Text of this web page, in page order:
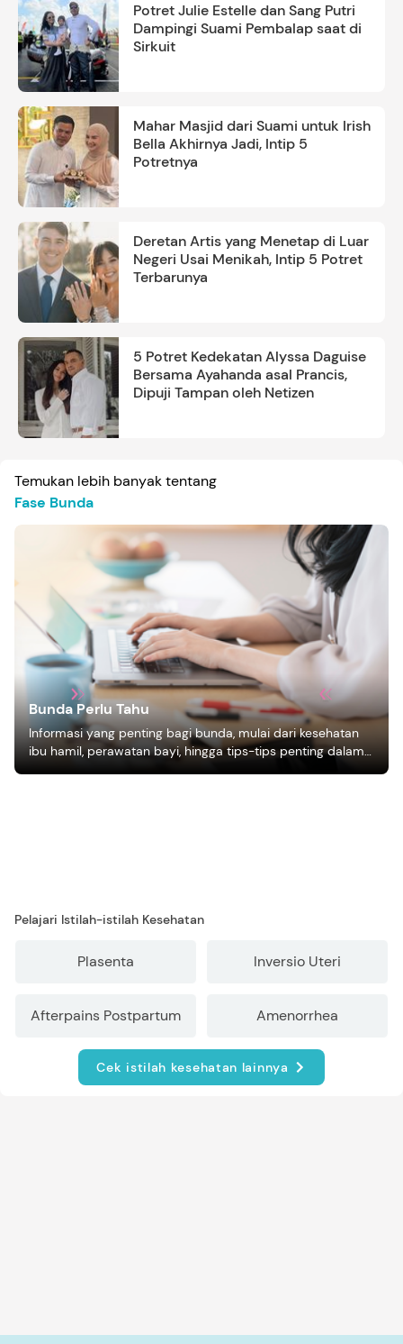
Potret Julie Estelle dan Sang Putri
Dampingi Suami Pembalap saat di
Sirkuit
Mahar Masjid dari Suami untuk Irish
Bella Akhirnya Jadi, Intip 5
Potretnya
Deretan Artis yang Menetap di Luar
Negeri Usai Menikah, Intip 5 Potret
Terbarunya
5 Potret Kedekatan Alyssa Daguise
Bersama Ayahanda asal Prancis,
Dipuji Tampan oleh Netizen
Temukan lebih banyak tentang
Fase Bunda
Bunda Perlu Tahu
Informasi yang penting bagi bunda, mulai dari kesehatan
ibu hamil, perawatan bayi, hingga tips-tips penting dalam
mengasuh anak
Pelajari Istilah-istilah Kesehatan
Plasenta Inversio Uteri
Afterpains Postpartum Amenorrhea
Cek istilah kesehatan lainnya